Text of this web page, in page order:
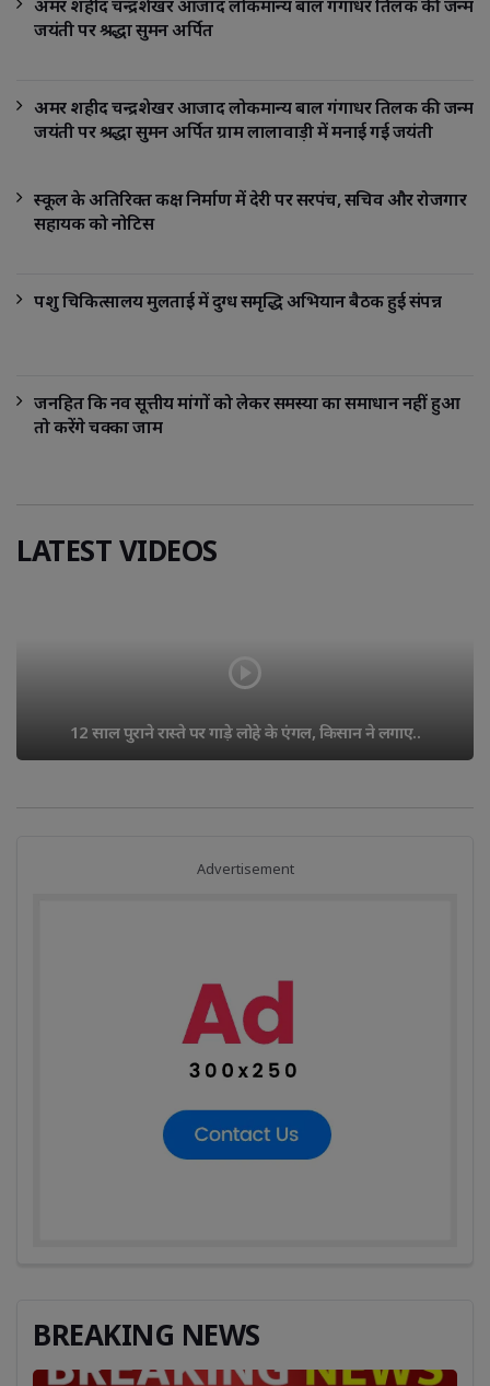
अमर शहीद चन्द्रशेखर आजाद लोकमान्य बाल गंगाधर तिलक की जन्म
जयंती पर श्रद्धा सुमन अर्पित
अमर शहीद चन्द्रशेखर आजाद लोकमान्य बाल गंगाधर तिलक की जन्म
जयंती पर श्रद्धा सुमन अर्पित ग्राम लालावाड़ी में मनाई गई जयंती
स्कूल के अतिरिक्त कक्ष निर्माण में देरी पर सरपंच, सचिव और रोजगार
सहायक को नोटिस
पशु चिकित्सालय मुलताई में दुग्ध समृद्धि अभियान बैठक हुई संपन्न
जनहित कि नव सूत्तीय मांगों को लेकर समस्या का समाधान नहीं हुआ
तो करेंगे चक्का जाम
LATEST VIDEOS
12 साल पुराने रास्ते पर गाड़े लोहे के एंगल, किसान ने लगाए..
Advertisement
BREAKING NEWS